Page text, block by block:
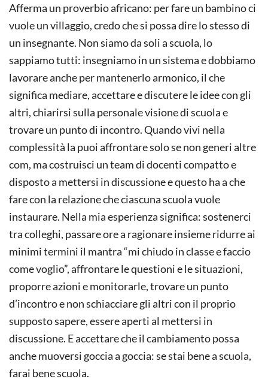
Afferma un proverbio africano: per fare un bambino ci
vuole un villaggio, credo che si possa dire lo stesso di
un insegnante. Non siamo da soli a scuola, lo
sappiamo tutti: insegniamo in un sistema e dobbiamo
lavorare anche per mantenerlo armonico, il che
significa mediare, accettare e discutere le idee con gli
altri, chiarirsi sulla personale visione di scuola e
trovare un punto di incontro. Quando vivi nella
complessità la puoi affrontare solo se non generi altre
com, ma costruisci un team di docenti compatto e
disposto a mettersi in discussione e questo ha a che
fare con la relazione che ciascuna scuola vuole
instaurare. Nella mia esperienza significa: sostenerci
tra colleghi, passare ore a ragionare insieme ridurre ai
minimi termini il mantra “mi chiudo in classe e faccio
come voglio”, affrontare le questioni e le situazioni,
proporre azioni e monitorarle, trovare un punto
d’incontro e non schiacciare gli altri con il proprio
supposto sapere, essere aperti al mettersi in
discussione. E accettare che il cambiamento possa
anche muoversi goccia a goccia: se stai bene a scuola,
farai bene scuola.